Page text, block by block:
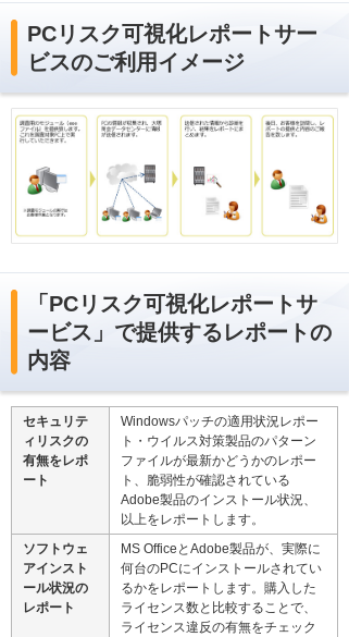
PCリスク可視化レポートサー
ビスのご利用イメージ
「PCリスク可視化レポートサ
ービス」で提供するレポートの
内容
セキュリテ
ィリスクの
有無をレポ
ート
Windowsパッチの適用状況レポー
ト・ウイルス対策製品のパターン
ファイルが最新かどうかのレポー
ト、脆弱性が確認されている
Adobe製品のインストール状況、
以上をレポートします。
ソフトウェ
アインスト
ール状況の
レポート
MS OfficeとAdobe製品が、実際に
何台のPCにインストールされてい
るかをレポートします。購入した
ライセンス数と比較することで、
ライセンス違反の有無をチェック